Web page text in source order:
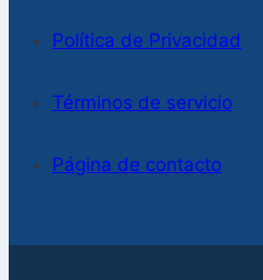
Política de Privacidad
Términos de servicio
Página de contacto